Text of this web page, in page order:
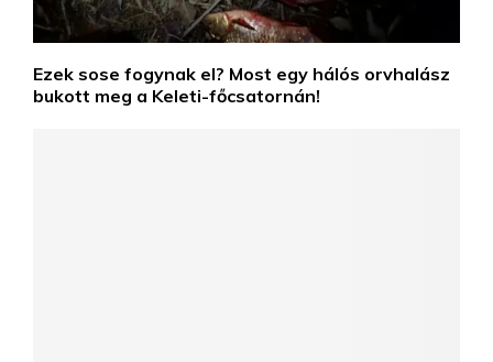
Ezek sose fogynak el? Most egy hálós orvhalász
bukott meg a Keleti-főcsatornán!